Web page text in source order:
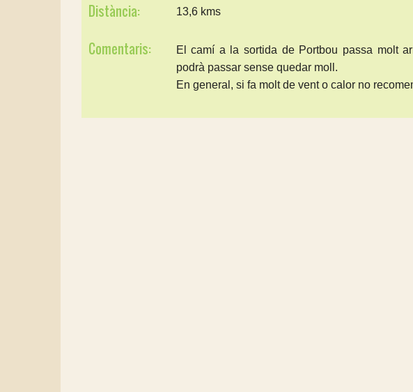
Distància: 13,6 kms
Comentaris:
El camí a la sortida de Portbou passa molt
podrà passar sense quedar moll.
En general, si fa molt de vent o calor no